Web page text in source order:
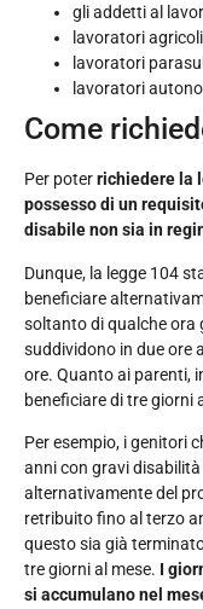
gli addetti al
lavoratori
lavoratori
lavoratori
Come
Per poterrichiedere la
possesso di un
disabile non sia in
Dunque, la legge 104
beneficiare
soltanto di qualche ora
suddividono in due ore
ore. Quanto ai parenti,
beneficiare di tre giorni
Per esempio, i genitori
anni con gravi
alternativamente del
retribuito fino al terzo
questo sia già
tre giorni al mese. I
si accumulano nel